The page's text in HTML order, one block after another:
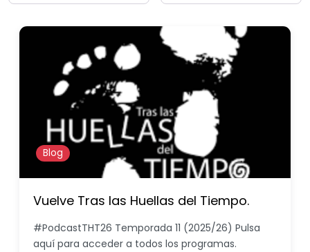
Blog
Vuelve Tras las Huellas del Tiempo.
#PodcastTHT26 Temporada 11 (2025/26) Pulsa
aquí para acceder a todos los programas.